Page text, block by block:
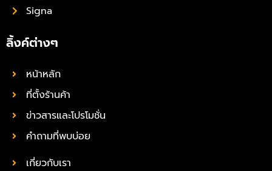
Signa
ลิ้งค์ต่างๆ
หน้าหลัก
ที่ตั้งร้านค้า
ข่าวสารและโปรโมชั่น
คำถามที่พบบ่อย
เกี่ยวกับเรา